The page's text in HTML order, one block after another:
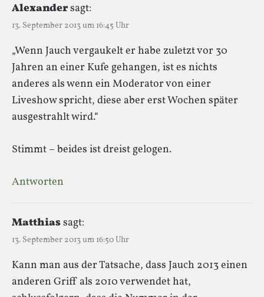
Alexandersagt:
13. September 2013 um 16:45 Uhr
„Wenn Jauch vergaukelt er habe zuletzt vor 30
Jahren an einer Kufe gehangen, ist es nichts
anderes als wenn ein Moderator von einer
Liveshow spricht, diese aber erst Wochen später
ausgestrahlt wird.“
Stimmt – beides ist dreist gelogen.
Antworten
Matthiassagt:
13. September 2013 um 16:50 Uhr
Kann man aus der Tatsache, dass Jauch 2013 einen
anderen Griff als 2010 verwendet hat,